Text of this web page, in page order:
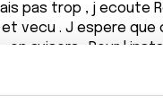
pas trop , j ecoute
vecu . J espere que
on avisera . Pour l
, c est la